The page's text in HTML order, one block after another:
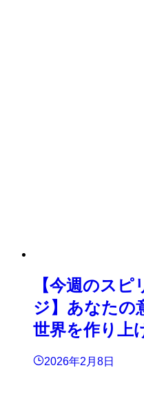
【今週のス
ジ】あなたの
世界を作り上
2026年2月8日